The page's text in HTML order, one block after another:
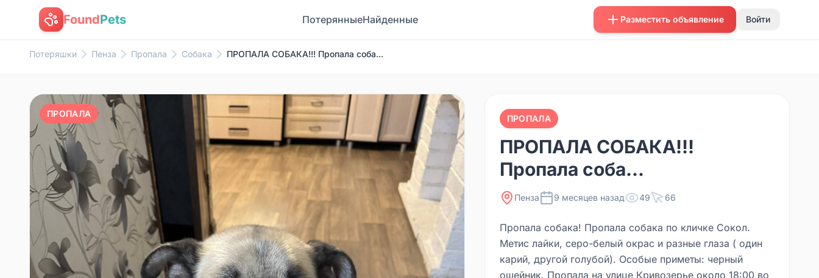
FoundPets ПотерянныеНайденные Разместить объявление Войти
Потеряшки Пенза Пропала Собака ПРОПАЛА СОБАКА!!! Пропала соба...
ПРОПАЛА ПРОПАЛА
ПРОПАЛА СОБАКА!!!
Пропала соба...
Пенза 9 месяцев назад 49 66
Пропала собака! Пропала собака по кличке Сокол.
Метис лайки, серо-белый окрас и разные глаза ( один
карий, другой голубой). Особые приметы: черный
ошейник. Пропала на улице Кривозерье около 18:00 во